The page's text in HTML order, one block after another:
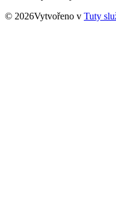
© 2026Vytvořeno v Tuty